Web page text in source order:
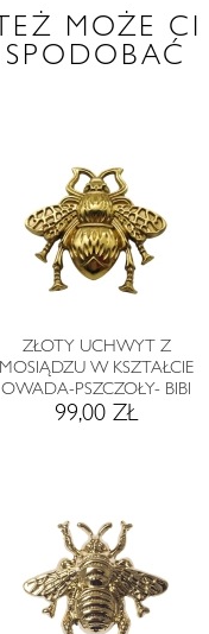
MOŻE CI
SPODOBAĆ
ZŁOTY UCHWYT Z
MOSIĄDZU W KSZTAŁCIE
OWADA-PSZCZOŁY- BIBI
99,00 ZŁ